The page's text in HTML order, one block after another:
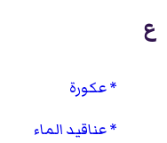
ع
عكورة
عناقيد الماء